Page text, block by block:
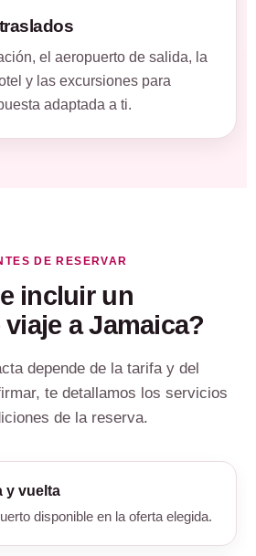
el aeropuerto de salida, la
y las excursiones para
adaptada a ti.
DE RESERVAR
incluir un
a Jamaica?
depende de la tarifa y del
te detallamos los servicios
de la reserva.
y vuelta
disponible en la oferta elegida.